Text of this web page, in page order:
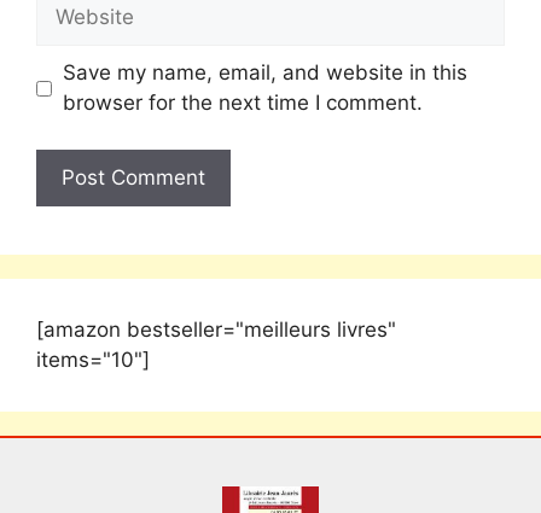
Save my name, email, and website in this
browser for the next time I comment.
[amazon bestseller="meilleurs livres"
items="10"]